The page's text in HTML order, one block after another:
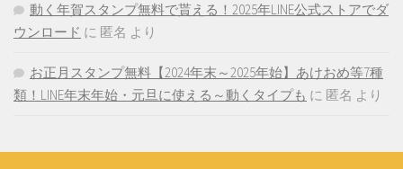
動く年賀スタンプ無料で貰える！2025年LINE公式ストアでダ
ウンロード に 匿名 より
お正月スタンプ無料【2024年末～2025年始】あけおめ等7種
類！LINE年末年始・元旦に使える～動くタイプも に 匿名 より